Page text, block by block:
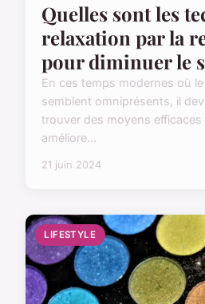
Quelles sont les
relaxation par la
pour diminuer le
En ces temps modernes où
semblent omniprésents, il
trouver des moyens
améliore...
21 juin 2024
LIFESTYLE